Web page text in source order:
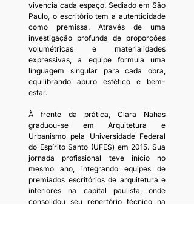
vivencia cada espaço. Sediado em São
Paulo, o escritório tem a autenticidade
como premissa. Através de uma
investigação profunda de proporções
volumétricas e materialidades
expressivas, a equipe formula uma
linguagem singular para cada obra,
equilibrando apuro estético e bem-
estar.
À frente da prática, Clara Nahas
graduou-se em Arquitetura e
Urbanismo pela Universidade Federal
do Espírito Santo (UFES) em 2015. Sua
jornada profissional teve início no
mesmo ano, integrando equipes de
premiados escritórios de arquitetura e
interiores na capital paulista, onde
consolidou seu repertório técnico na